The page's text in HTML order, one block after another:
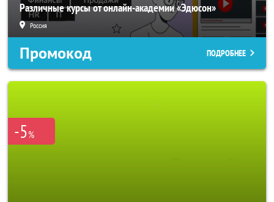
Различные курсы от онлайн-академии «Эдюсон»
Россия
Промокод ПОДРОБНЕЕ
-5%